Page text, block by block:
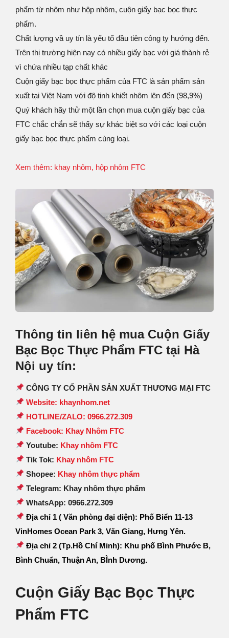
phẩm từ nhôm như hộp nhôm, cuộn giấy bạc bọc thực
phẩm.
Chất lượng vầ uy tín là yếu tố đầu tiên công ty hướng đến.
Trên thị trường hiện nay có nhiều giấy bạc với giá thành rẻ
vì chứa nhiều tạp chất khác
Cuộn giấy bạc bọc thực phẩm của FTC là sản phẩm sản
xuất tại Việt Nam với độ tinh khiết nhôm lên đến (98,9%)
Quý khách hãy thử một lần chọn mua cuộn giấy bạc của
FTC chắc chắn sẽ thấy sự khác biệt so với các loại cuộn
giấy bạc bọc thực phẩm cùng loại.
Xem thêm: khay nhôm, hộp nhôm FTC
Thông tin liên hệ mua Cuộn Giấy
Bạc Bọc Thực Phẩm FTC tại Hà
Nội uy tín:
CÔNG TY CỔ PHẦN SẢN XUẤT THƯƠNG MẠI FTC
Website: khaynhom.net
HOTLINE/ZALO: 0966.272.309
Facebook: Khay Nhôm FTC
Youtube: Khay nhôm FTC
Tik Tok: Khay nhôm FTC
Shopee: Khay nhôm thực phẩm
Telegram: Khay nhôm thực phẩm
WhatsApp: 0966.272.309
Địa chỉ 1 ( Văn phòng đại diện): Phố Biển 11-13
VinHomes Ocean Park 3, Văn Giang, Hưng Yên.
Địa chỉ 2 (Tp.Hồ Chí Minh): Khu phố Bình Phước B,
Bình Chuẩn, Thuận An, BÌnh Dương.
Cuộn Giấy Bạc Bọc Thực
Phẩm FTC